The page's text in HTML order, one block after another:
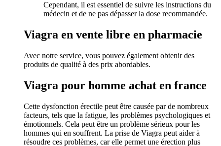
Cependant, il est essentiel de suivre les instructions du
médecin et de ne pas dépasser la dose recommandée.
Viagra en vente libre en pharmacie
Avec notre service, vous pouvez également obtenir des
produits de qualité à des prix abordables.
Viagra pour homme achat en france
Cette dysfonction érectile peut être causée par de nombreux
facteurs, tels que la fatigue, les problèmes psychologiques et
émotionnels. Cela peut être un problème sérieux pour les
hommes qui en souffrent. La prise de Viagra peut aider à
résoudre ces problèmes, car elle permet une érection plus